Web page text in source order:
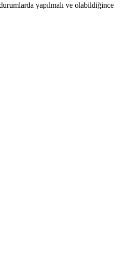
yapılmalı ve olabildiğince